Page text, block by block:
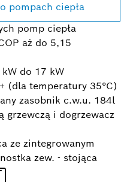
pompach ciepła
pomp ciepła
aż do 5,15
do 17 kW
(dla temperatury 35°C)
zasobnik c.w.u. 184l
grzewczą i dogrzewacz
ze zintegrowanym
zew. - stojąca